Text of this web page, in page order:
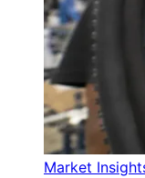
Market